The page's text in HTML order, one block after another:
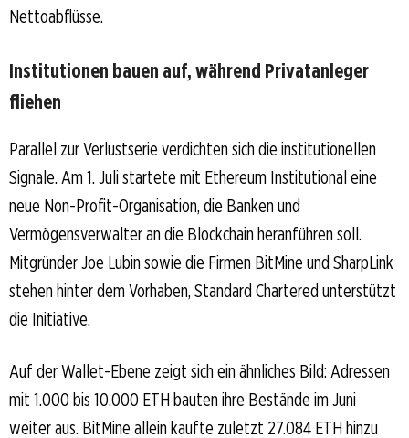
Nettoabflüsse.
Institutionen bauen auf, während Privatanleger
fliehen
Parallel zur Verlustserie verdichten sich die institutionellen
Signale. Am 1. Juli startete mit Ethereum Institutional eine
neue Non-Profit-Organisation, die Banken und
Vermögensverwalter an die Blockchain heranführen soll.
Mitgründer Joe Lubin sowie die Firmen BitMine und SharpLink
stehen hinter dem Vorhaben, Standard Chartered unterstützt
die Initiative.
Auf der Wallet-Ebene zeigt sich ein ähnliches Bild: Adressen
mit 1.000 bis 10.000 ETH bauten ihre Bestände im Juni
weiter aus. BitMine allein kaufte zuletzt 27.084 ETH hinzu